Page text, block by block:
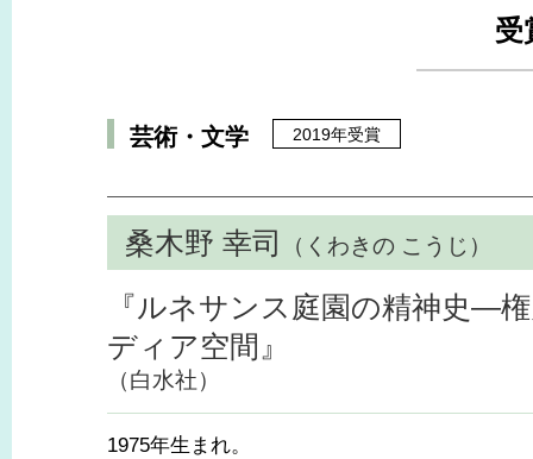
受
芸術・文学 2019年受賞
桑木野 幸司 （くわきの こうじ）
『ルネサンス庭園の精神史―
ディア空間』
（白水社）
1975年生まれ。